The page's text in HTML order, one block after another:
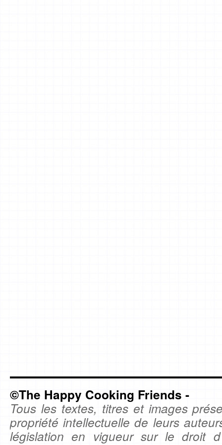
©The Happy Cooking Friends -
Tous les textes, titres et images
propriété intellectuelle de leurs
législation en vigueur sur le droit